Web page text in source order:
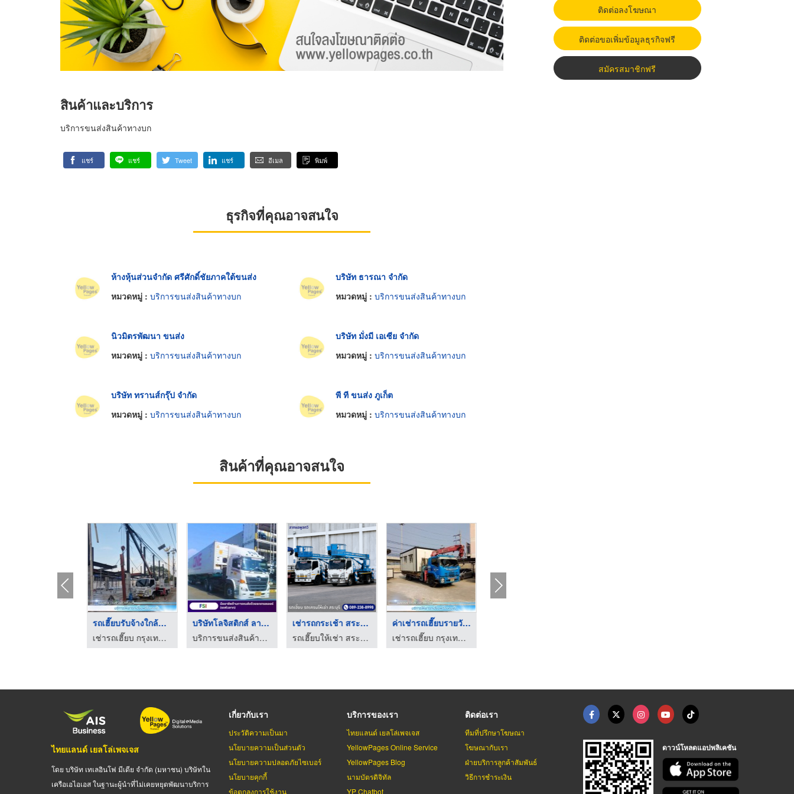
สินค้าและบริการ
บริการขนส่งสินค้าทางบก
แชร์ แชร์ Tweet แชร์ อีเมล พิมพ์
ธุรกิจที่คุณอาจสนใจ
ห้างหุ้นส่วนจำกัด ศรีศักดิ์ชัยภาคใต้ขนส่ง
หมวดหมู่ : บริการขนส่งสินค้าทางบก
บริษัท ธารณา จำกัด
หมวดหมู่ : บริการขนส่งสินค้าทางบก
นิวมิตรพัฒนา ขนส่ง
หมวดหมู่ : บริการขนส่งสินค้าทางบก
บริษัท มั่งมี เอเซีย จำกัด
หมวดหมู่ : บริการขนส่งสินค้าทางบก
บริษัท ทรานส์กรุ๊ป จำกัด
หมวดหมู่ : บริการขนส่งสินค้าทางบก
พี ที ขนส่ง ภูเก็ต
หมวดหมู่ : บริการขนส่งสินค้าทางบก
สินค้าที่คุณอาจสนใจ
รถเฮี๊ยบรับจ้างใกล้ฉ ...
เช่ารถเฮี๊ยบ กรุงเทพ เครน แอนด์ เซอร์วิส
บริษัทโลจิสติกส์ ลาด ...
บริการขนส่งสินค้าด้วยตู้คอนเทนเนอร์ fsi
เช่ารถกระเช้า สระบุร ...
รถเฮี๊ยบให้เช่า สระบุรี - ลาภผลพูลทวี
ค่าเช่ารถเฮี๊ยบรายวั ...
เช่ารถเฮี๊ยบ กรุงเทพ เครน แอนด์ เซอร์วิส
ติดต่อลงโฆษณา
ติดต่อขอเพิ่มข้อมูลธุรกิจฟรี
สมัครสมาชิกฟรี
ไทยแลนด์ เยลโล่เพจเจส
โดย บริษัท เทเลอินโฟ มีเดีย จำกัด (มหาชน) บริษัทใน
เครือเอไอเอส ในฐานะผู้นำที่ไม่เคยหยุดพัฒนาบริการ
เกี่ยวกับเรา
ประวัติความเป็นมา
นโยบายความเป็นส่วนตัว
นโยบายความปลอดภัยไซเบอร์
นโยบายคุกกี้
ข้อตกลงการใช้งาน
บริการของเรา
ไทยแลนด์ เยลโล่เพจเจส
YellowPages Online Service
YellowPages Blog
นามบัตรดิจิทัล
YP Chatbot
ติดต่อเรา
ทีมที่ปรึกษาโฆษณา
โฆษณากับเรา
ฝ่ายบริการลูกค้าสัมพันธ์
วิธีการชำระเงิน
ดาวน์โหลดแอปพลิเคชัน